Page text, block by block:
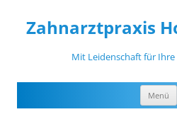
Zahnarztpraxis
Mit Leidenschaft für
Menü